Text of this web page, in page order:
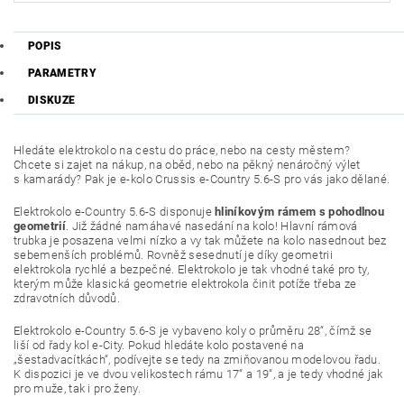
POPIS
PARAMETRY
DISKUZE
Hledáte elektrokolo na cestu do práce, nebo na cesty městem?
Chcete si zajet na nákup, na oběd, nebo na pěkný nenáročný výlet
s kamarády? Pak je e-kolo Crussis e-Country 5.6-S pro vás jako dělané.
Elektrokolo e-Country 5.6-S disponuje hliníkovým rámem s pohodlnou
geometrií. Již žádné namáhavé nasedání na kolo! Hlavní rámová
trubka je posazena velmi nízko a vy tak můžete na kolo nasednout bez
sebemenších problémů. Rovněž sesednutí je díky geometrii
elektrokola rychlé a bezpečné. Elektrokolo je tak vhodné také pro ty,
kterým může klasická geometrie elektrokola činit potíže třeba ze
zdravotních důvodů.
Elektrokolo e-Country 5.6-S je vybaveno koly o průměru 28“, čímž se
liší od řady kol e-City. Pokud hledáte kolo postavené na
„šestadvacítkách“, podívejte se tedy na zmiňovanou modelovou řadu.
K dispozici je ve dvou velikostech rámu 17“ a 19“, a je tedy vhodné jak
pro muže, tak i pro ženy.